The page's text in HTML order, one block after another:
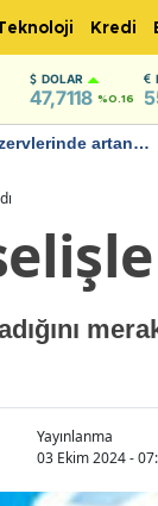
Kredi
DOLAR
47,7118 %0.16
artan
Yayınlanma
03 Ekim 2024 -